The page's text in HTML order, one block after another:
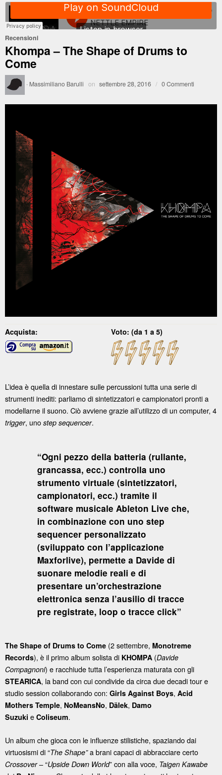
Recensioni
Khompa – The Shape of Drums to
Come
· Massimiliano Barulli on settembre 28, 2016 / 0 Commenti
Acquista: Voto: (da 1 a 5)
L’idea è quella di innestare sulle percussioni tutta una serie di
strumenti inediti: parliamo di sintetizzatori e campionatori pronti a
modellarne il suono. Ciò avviene grazie all’utilizzo di un computer, 4
trigger, uno step sequencer.
“Ogni pezzo della batteria (rullante,
grancassa, ecc.) controlla uno
strumento virtuale (sintetizzatori,
campionatori, ecc.) tramite il
software musicale Ableton Live che,
in combinazione con uno step
sequencer personalizzato
(sviluppato con l’applicazione
Maxforlive), permette a Davide di
suonare melodie reali e di
presentare un’orchestrazione
elettronica senza l’ausilio di tracce
pre registrate, loop o tracce click”
The Shape of Drums to Come (2 settembre, Monotreme
Records), è il primo album solista di KHOMPA (Davide
Compagnoni) e racchiude tutta l’esperienza maturata con gli
STEARICA, la band con cui condivide da circa due decadi tour e
studio session collaborando con: Girls Against Boys, Acid
Mothers Temple, NoMeansNo, Dälek, Damo
Suzuki e Coliseum.
Un album che gioca con le influenze stilistiche, spaziando dai
virtuosismi di “The Shape”a brani capaci di abbracciare certo
Crossover– “Upside Down World” con alla voce, Taigen Kawabe